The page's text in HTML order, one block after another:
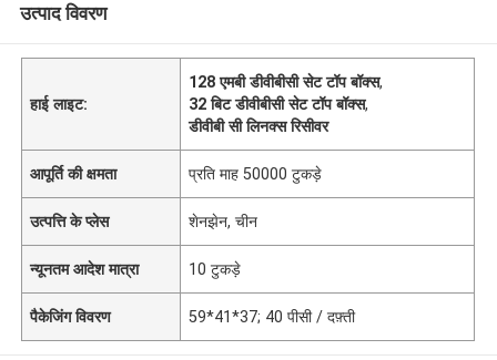
उत्पाद विवरण
हाई लाइट:
128 एमबी डीवीबीसी सेट टॉप बॉक्स,
32 बिट डीवीबीसी सेट टॉप बॉक्स,
डीवीबी सी लिनक्स रिसीवर
आपूर्ति की क्षमता प्रति माह 50000 टुकड़े
उत्पत्ति के प्लेस शेनझेन, चीन
न्यूनतम आदेश मात्रा 10 टुकड़े
पैकेजिंग विवरण 59*41*37; 40 पीसी / दफ़्ती